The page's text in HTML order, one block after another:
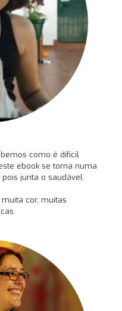
como é difícil
ebook se torna numa
junta o saudável
cor, muitas